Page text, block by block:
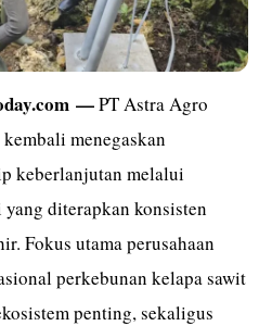
—PT Astra Agro
menegaskan
keberlanjutan melalui
diterapkan konsisten
Fokus utama perusahaan
perkebunan kelapa sawit
penting, sekaligus